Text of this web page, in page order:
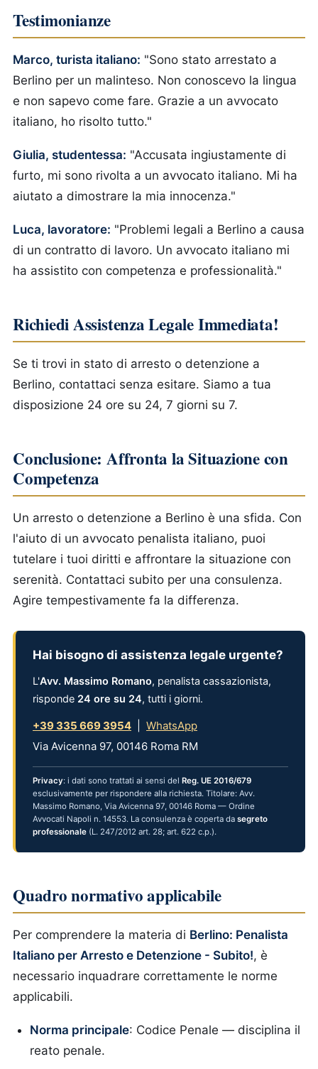
Testimonianze
Marco, turista italiano: "Sono stato arrestato a
Berlino per un malinteso. Non conoscevo la lingua
e non sapevo come fare. Grazie a un avvocato
italiano, ho risolto tutto."
Giulia, studentessa: "Accusata ingiustamente di
furto, mi sono rivolta a un avvocato italiano. Mi ha
aiutato a dimostrare la mia innocenza."
Luca, lavoratore: "Problemi legali a Berlino a causa
di un contratto di lavoro. Un avvocato italiano mi
ha assistito con competenza e professionalità."
Richiedi Assistenza Legale Immediata!
Se ti trovi in stato di arresto o detenzione a
Berlino, contattaci senza esitare. Siamo a tua
disposizione 24 ore su 24, 7 giorni su 7.
Conclusione: Affronta la Situazione con
Competenza
Un arresto o detenzione a Berlino è una sfida. Con
l'aiuto di un avvocato penalista italiano, puoi
tutelare i tuoi diritti e affrontare la situazione con
serenità. Contattaci subito per una consulenza.
Agire tempestivamente fa la differenza.
Hai bisogno di assistenza legale urgente?
L'Avv. Massimo Romano, penalista cassazionista,
risponde 24 ore su 24, tutti i giorni.
+39 335 669 3954
WhatsApp
Via Avicenna 97, 00146 Roma RM
Privacy: i dati sono trattati ai sensi del Reg. UE 2016/679
esclusivamente per rispondere alla richiesta. Titolare: Avv.
Massimo Romano, Via Avicenna 97, 00146 Roma — Ordine
Avvocati Napoli n. 14553. La consulenza è coperta da segreto
professionale (L. 247/2012 art. 28; art. 622 c.p.).
Quadro normativo applicabile
Per comprendere la materia di Berlino: Penalista
Italiano per Arresto e Detenzione - Subito!, è
necessario inquadrare correttamente le norme
applicabili.
Norma principale: Codice Penale — disciplina il
reato penale.